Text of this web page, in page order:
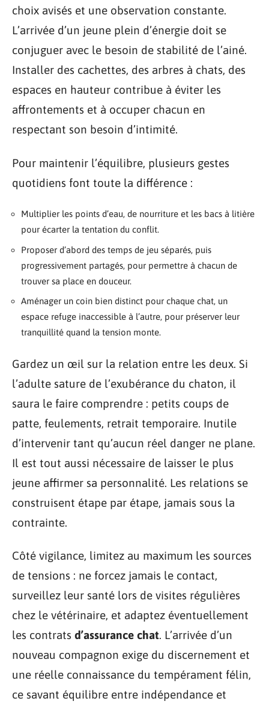
choix avisés et une observation constante.
L’arrivée d’un jeune plein d’énergie doit se
conjuguer avec le besoin de stabilité de l’ainé.
Installer des cachettes, des arbres à chats, des
espaces en hauteur contribue à éviter les
affrontements et à occuper chacun en
respectant son besoin d’intimité.
Pour maintenir l’équilibre, plusieurs gestes
quotidiens font toute la différence :
Multiplier les points d’eau, de nourriture et les bacs à litière
pour écarter la tentation du conflit.
Proposer d’abord des temps de jeu séparés, puis
progressivement partagés, pour permettre à chacun de
trouver sa place en douceur.
Aménager un coin bien distinct pour chaque chat, un
espace refuge inaccessible à l’autre, pour préserver leur
tranquillité quand la tension monte.
Gardez un œil sur la relation entre les deux. Si
l’adulte sature de l’exubérance du chaton, il
saura le faire comprendre : petits coups de
patte, feulements, retrait temporaire. Inutile
d’intervenir tant qu’aucun réel danger ne plane.
Il est tout aussi nécessaire de laisser le plus
jeune affirmer sa personnalité. Les relations se
construisent étape par étape, jamais sous la
contrainte.
Côté vigilance, limitez au maximum les sources
de tensions : ne forcez jamais le contact,
surveillez leur santé lors de visites régulières
chez le vétérinaire, et adaptez éventuellement
les contrats d’assurance chat. L’arrivée d’un
nouveau compagnon exige du discernement et
une réelle connaissance du tempérament félin,
ce savant équilibre entre indépendance et